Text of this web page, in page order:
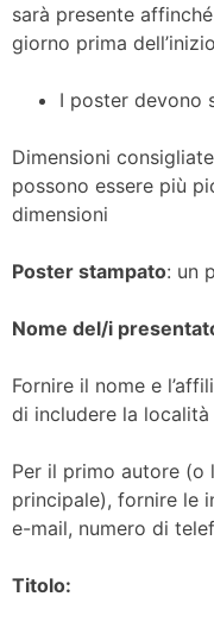
sarà presente
giorno prima
I poster devono
Dimensioni
possono essere più
dimensioni
Poster stampato: un
Nome del/i
Fornire il nome e
di includere la
Per il primo autore (o
principale), fornire le
e-mail, numero di
Titolo: